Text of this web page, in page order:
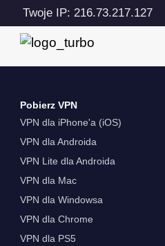
Twoje IP: 216.73.217.127
Pobierz VPN
VPN dla iPhone'a (iOS)
VPN dla Androida
VPN Lite dla Androida
VPN dla Mac
VPN dla Windowsa
VPN dla Chrome
VPN dla PS5